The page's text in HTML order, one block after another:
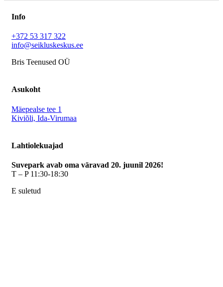
Info
+372 53 317 322
info@seikluskeskus.ee
Bris Teenused OÜ
Asukoht
Mäepealse tee 1
Kiviõli, Ida-Virumaa
Lahtiolekuajad
Suvepark avab oma väravad 20. juunil 2026!
T – P 11:30-18:30
E suletud